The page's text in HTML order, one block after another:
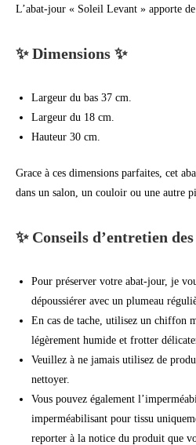
L’abat-jour « Soleil Levant » apporte
✨Dimensions ✨
Largeur du bas 37 cm.
Largeur du 18 cm.
Hauteur 30 cm.
Grace à ces dimensions parfaites, cet
dans un salon, un couloir ou une autre
✨ Conseils d’entretien
Pour préserver votre abat-jour, je
dépoussiérer avec un plumeau
En cas de tache, utilisez un chiffon
légèrement humide et frotter
Veuillez à ne jamais utilisez de
nettoyer.
Vous pouvez également
imperméabilisant pour tissu
reporter à la notice du produit que